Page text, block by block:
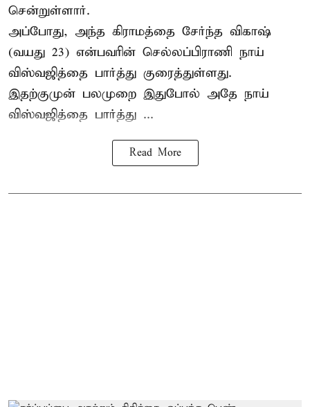
சென்றுள்ளார்.
அப்போது, அந்த கிராமத்தை சேர்ந்த விகாஷ்
(வயது 23) என்பவரின் செல்லப்பிராணி நாய்
விஸ்வஜித்தை பார்த்து குரைத்துள்ளது.
இதற்குமுன் பலமுறை இதுபோல் அதே நாய்
விஸ்வஜித்தை பார்த்து ...
Read More